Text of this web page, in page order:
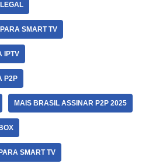
SMART TV
IPTV
P2P
MAIS BRASIL ASSINAR P2P 2025
SMART TV